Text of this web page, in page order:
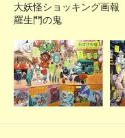
大妖怪ショッキング画報
羅生門の鬼